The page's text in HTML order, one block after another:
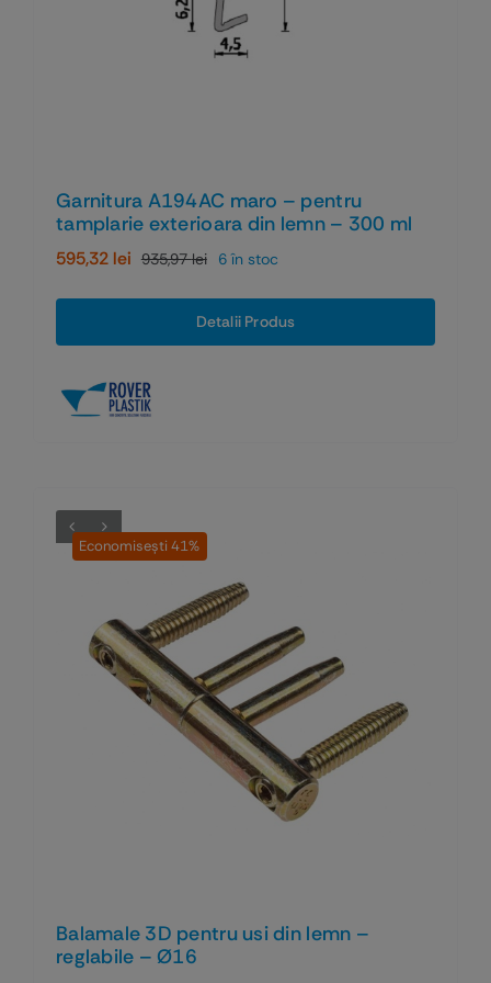
Garnitura A194AC maro – pentru
tamplarie exterioara din lemn – 300 ml
935,97leiPrețul
inițial
a
fost:
595,32 lei
Prețul
curent
este:
595,32 lei.
6 în stoc
Detalii Produs
Economiseşti 41%
Balamale 3D pentru usi din lemn –
reglabile – Ø16